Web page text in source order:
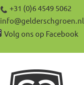
+31 (0)6 4549 5062
info@gelderschgroen.nl
Volg ons op Facebook